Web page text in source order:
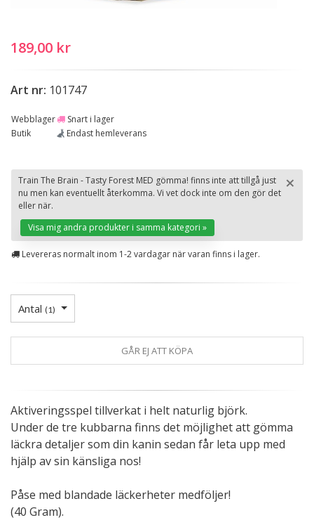
189,00 kr
Art nr: 101747
Webblager
Snart i lager
Butik
Endast hemleverans
×
Train The Brain - Tasty Forest MED gömma! finns inte att tillgå just
nu men kan eventuellt återkomma. Vi vet dock inte om den gör det
eller när.
Visa mig andra produkter i samma kategori »
Levereras normalt inom 1-2 vardagar när varan finns i lager.
Antal (1)
GÅR EJ ATT KÖPA
Aktiveringsspel tillverkat i helt naturlig björk.
Under de tre kubbarna finns det möjlighet att gömma
läckra detaljer som din kanin sedan får leta upp med
hjälp av sin känsliga nos!
Påse med blandade läckerheter medföljer!
(40 Gram).